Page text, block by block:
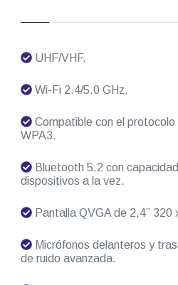
UHF/VHF.
Wi-Fi 2.4/5.0 GHz.
Compatible con el protocolo
WPA3.
Bluetooth 5.2 con
dispositivos a la vez.
Pantalla QVGA de 2,4” 320
Micrófonos delanteros y
de ruido avanzada.